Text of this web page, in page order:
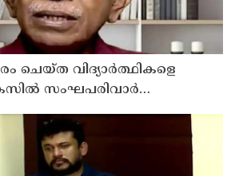
ചെയ്ത വിദ്യാർത്ഥികളെ
സംഘപരിവാർ